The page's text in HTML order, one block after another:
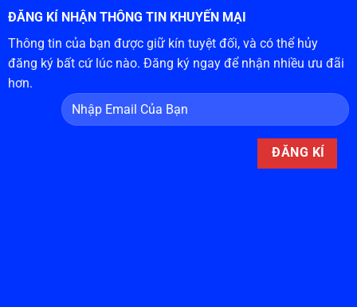
ĐĂNG KÍ NHẬN THÔNG TIN KHUYẾN MẠI
Thông tin của bạn được giữ kín tuyệt đối, và có thể hủy
đăng ký bất cứ lúc nào. Đăng ký ngay để nhận nhiều ưu đãi
hơn.